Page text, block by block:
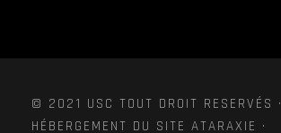
© 2021 USC TOUT DROIT RESERVÉS ·
HÉBERGEMENT DU SITE ATARAXIE ·